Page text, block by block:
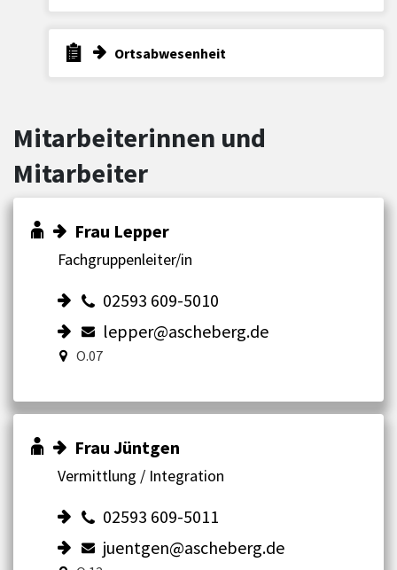
Ortsabwesenheit
Mitarbeiterinnen und
Mitarbeiter
Frau Lepper
Fachgruppenleiter/in
02593 609-5010
lepper@ascheberg.de
O.07
Frau Jüntgen
Vermittlung / Integration
02593 609-5011
juentgen@ascheberg.de